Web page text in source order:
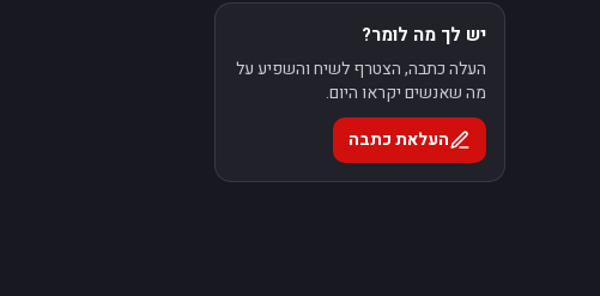
יש לך מה לומר?
העלה כתבה, הצטרף לשיח והשפיע על
מה שאנשים יקראו היום.
העלאת כתבה